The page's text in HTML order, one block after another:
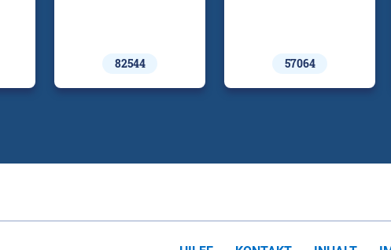
82544 57064